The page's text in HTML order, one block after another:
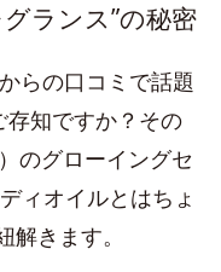
ランス”の秘密
らの口コミで話題
知ですか？その
のグローイングセ
ィオイルとはちょ
きます。